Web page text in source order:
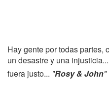
Hay gente por todas partes,
un desastre y una
fuera justo... "Rosy & John